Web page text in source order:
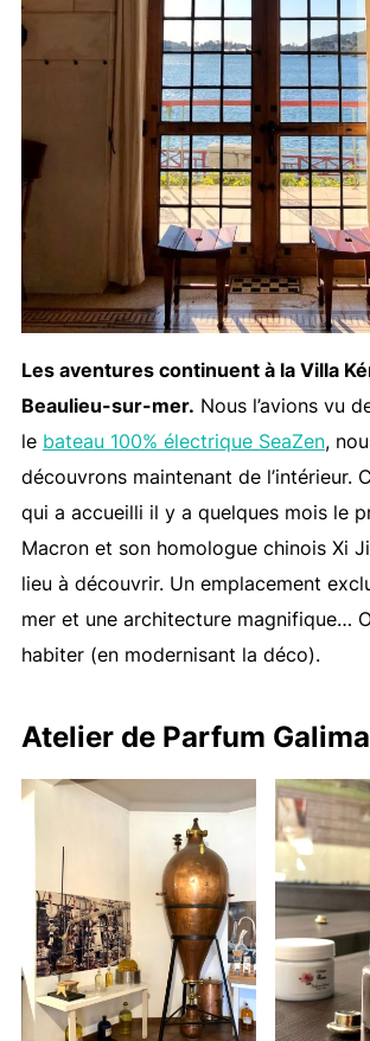
Les aventures continuent à la Villa
Beaulieu-sur-mer. Nous l’avions vu
le bateau 100% électrique SeaZen,
découvrons maintenant de l’intérieur.
qui a accueilli il y a quelques mois le
Macron et son homologue chinois Xi
lieu à découvrir. Un emplacement
mer et une architecture magnifique…
habiter (en modernisant la déco).
Atelier de Parfum